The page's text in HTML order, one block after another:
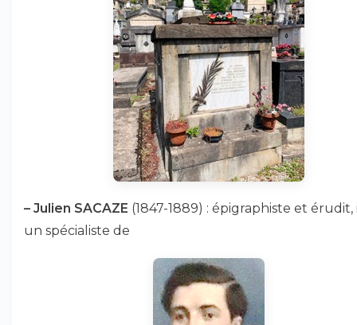
– Julien SACAZE (1847-1889) : épigraphiste et
un spécialiste de